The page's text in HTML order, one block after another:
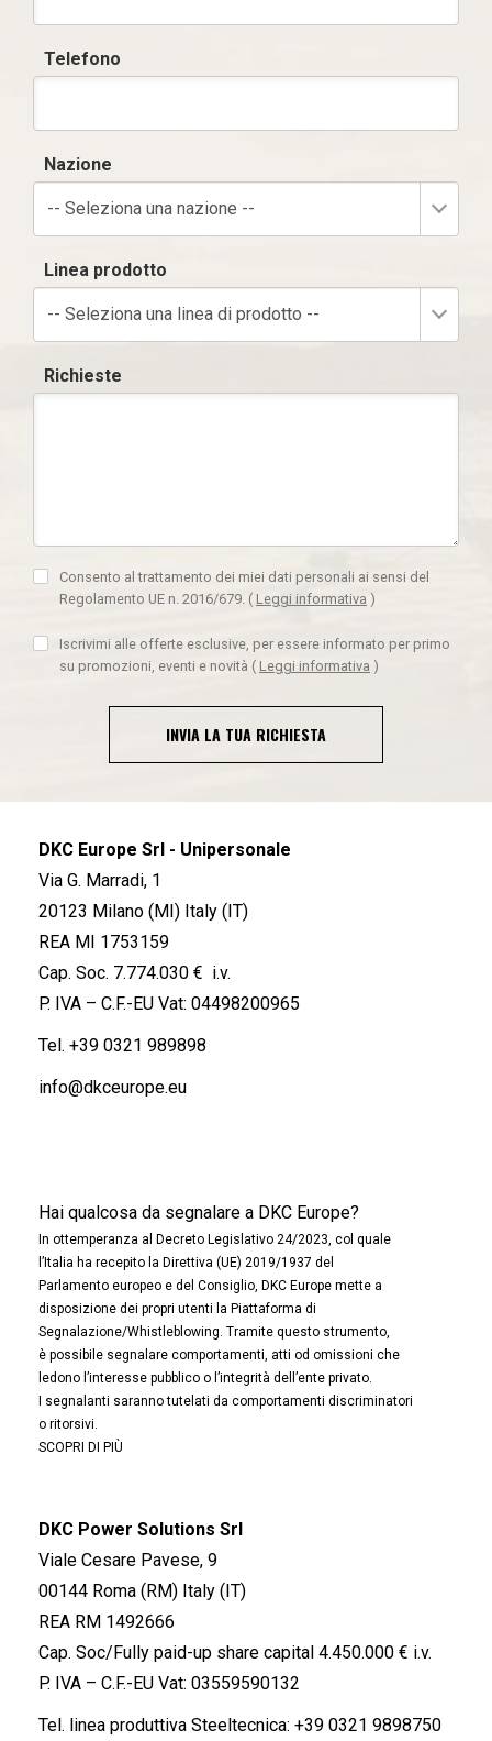
Telefono
Nazione
-- Seleziona una nazione --
Linea prodotto
-- Seleziona una linea di prodotto --
Richieste
Consento al trattamento dei miei dati personali ai sensi del
Regolamento UE n. 2016/679. ( Leggi informativa )
Iscrivimi alle offerte esclusive, per essere informato per primo
su promozioni, eventi e novità ( Leggi informativa )
INVIA LA TUA RICHIESTA
DKC Europe Srl - Unipersonale
Via G. Marradi, 1
20123 Milano (MI) Italy (IT)
REA MI 1753159
Cap. Soc. 7.774.030 € i.v.
P. IVA – C.F.-EU Vat: 04498200965
Tel. +39 0321 989898
info@dkceurope.eu
Hai qualcosa da segnalare a DKC Europe?
In ottemperanza al Decreto Legislativo 24/2023, col quale
l’Italia ha recepito la Direttiva (UE) 2019/1937 del
Parlamento europeo e del Consiglio, DKC Europe mette a
disposizione dei propri utenti la Piattaforma di
Segnalazione/Whistleblowing. Tramite questo strumento,
è possibile segnalare comportamenti, atti od omissioni che
ledono l’interesse pubblico o l’integrità dell’ente privato.
I segnalanti saranno tutelati da comportamenti discriminatori
o ritorsivi.
SCOPRI DI PIÙ
DKC Power Solutions Srl
Viale Cesare Pavese, 9
00144 Roma (RM) Italy (IT)
REA RM 1492666
Cap. Soc/Fully paid-up share capital 4.450.000 € i.v.
P. IVA – C.F.-EU Vat: 03559590132
Tel. linea produttiva Steeltecnica: +39 0321 9898750